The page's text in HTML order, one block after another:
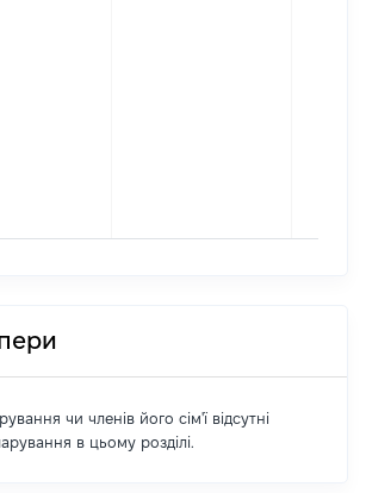
чи членів його сім'ї відсутні
в цьому розділі.